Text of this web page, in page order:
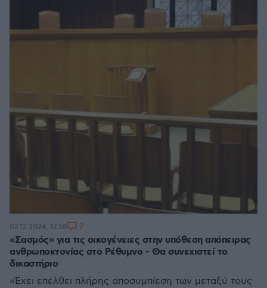
«Σασμός» για τις οικογένειες στην υπόθεση απόπειρας
ανθρωποκτονίας στo Ρέθυμνο - Θα συνεχιστεί το
δικαστήριο
«Έχει επέλθει πλήρης αποσυμπίεση των μεταξύ τους
02.12.2024, 17:58 2